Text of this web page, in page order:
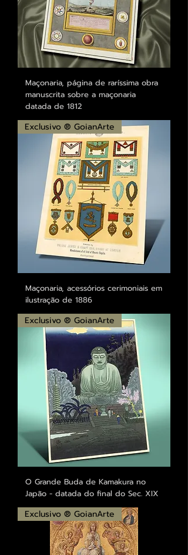
Maçonaria, página de raríssima obra
manuscrita sobre a maçonaria
datada de 1812
Exclusivo ® GoianArte
Maçonaria, acessórios cerimoniais em
ilustração de 1886
Exclusivo ® GoianArte
O Grande Buda de Kamakura no
Japão - datada do final do Sec. XIX
Exclusivo ® GoianArte